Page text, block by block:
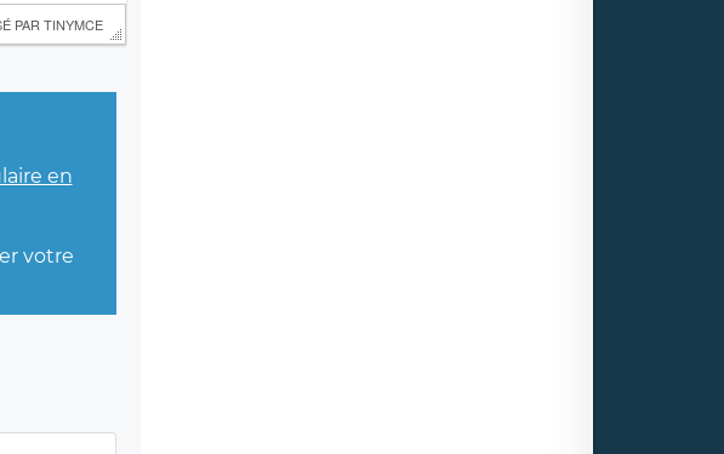
PAR TINYMCE
en
votre